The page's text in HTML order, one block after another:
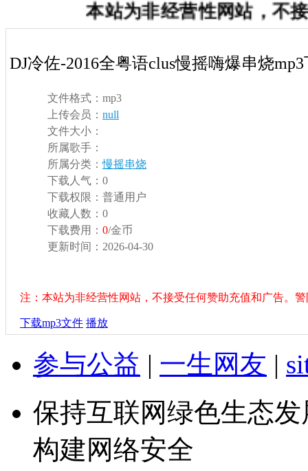
本站为非经营性网站，
DJ冷佐-2016全粤语clus慢摇嗨爆串烧
文件格式： mp3
上传会员： null
文件大小：
所属歌手：
所属分类：慢摇串烧
下载人气： 0
下载权限： 普通用户
收藏人数： 0
下载费用： 0/金币
更新时间： 2026-04-30
注：本站为非经营性网站，不接受任何赞助充值和广告。
下载mp3文件 播放
参与公益 | 一生网友 |
保持互联网绿色生态
构建网络安全